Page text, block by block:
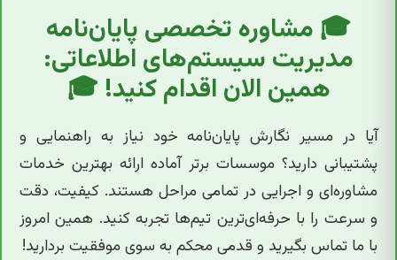
🎓 مشاوره تخصصی پایان‌نامه
مدیریت سیستم‌های اطلاعاتی:
همین الان اقدام کنید! 🎓
آیا در مسیر نگارش پایان‌نامه خود نیاز به راهنمایی و
پشتیبانی دارید؟ موسسات برتر آماده ارائه بهترین خدمات
مشاوره‌ای و اجرایی در تمامی مراحل هستند. کیفیت، دقت
و سرعت را با حرفه‌ای‌ترین تیم‌ها تجربه کنید. همین امروز
با ما تماس بگیرید و قدمی محکم به سوی موفقیت بردارید!